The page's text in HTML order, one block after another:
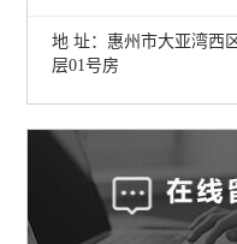
地 址：惠州市大亚湾西
层01号房